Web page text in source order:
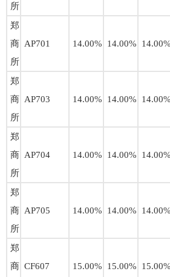
所
郑
商
所
AP701 14.00% 14.00% 14.00%
郑
商
所
AP703 14.00% 14.00% 14.00%
郑
商
所
AP704 14.00% 14.00% 14.00%
郑
商
所
AP705 14.00% 14.00% 14.00%
郑
商 CF607 15.00% 15.00% 15.00%